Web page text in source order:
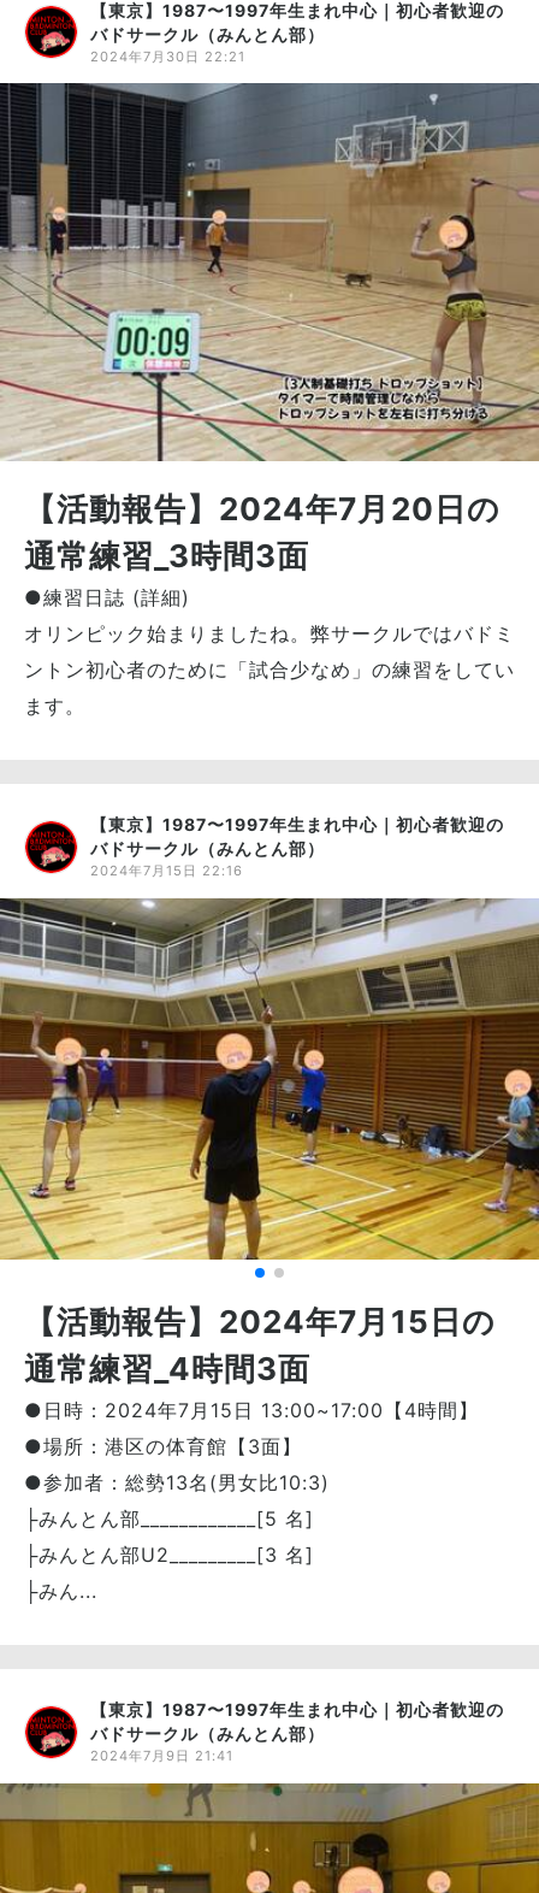
【東京】1987〜1997年生まれ中心｜初心者歓迎の
バドサークル（みんとん部）
2024年7月30日 22:21
【活動報告】2024年7月20日の
通常練習_3時間3面
●練習日誌 (詳細)
オリンピック始まりましたね。弊サークルではバドミ
ントン初心者のために「試合少なめ」の練習をしてい
ます。
【東京】1987〜1997年生まれ中心｜初心者歓迎の
バドサークル（みんとん部）
2024年7月15日 22:16
【活動報告】2024年7月15日の
通常練習_4時間3面
●日時：2024年7月15日 13:00~17:00【4時間】
●場所：港区の体育館【3面】
●参加者：総勢13名(男女比10:3)
├みんとん部____________[5 名]
├みんとん部U2_________[3 名]
├みん...
【東京】1987〜1997年生まれ中心｜初心者歓迎の
バドサークル（みんとん部）
2024年7月9日 21:41